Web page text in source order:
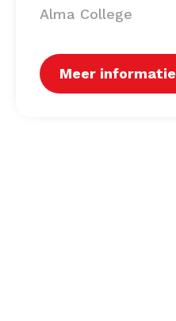
Alma College
Meer informatie